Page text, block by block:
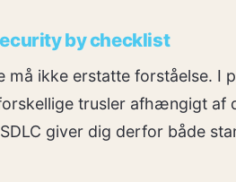
by checklist
må ikke erstatte forståelse. I
trusler afhængigt af
giver dig derfor både